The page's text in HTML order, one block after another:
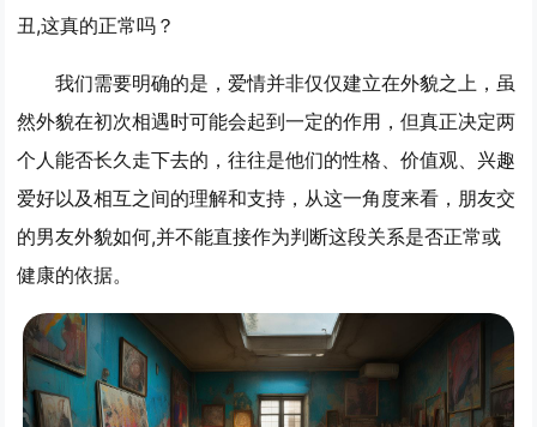
丑,这真的正常吗？
我们需要明确的是，爱情并非仅仅建立在外貌之上，虽
然外貌在初次相遇时可能会起到一定的作用，但真正决定两
个人能否长久走下去的，往往是他们的性格、价值观、兴趣
爱好以及相互之间的理解和支持，从这一角度来看，朋友交
的男友外貌如何,并不能直接作为判断这段关系是否正常或
健康的依据。